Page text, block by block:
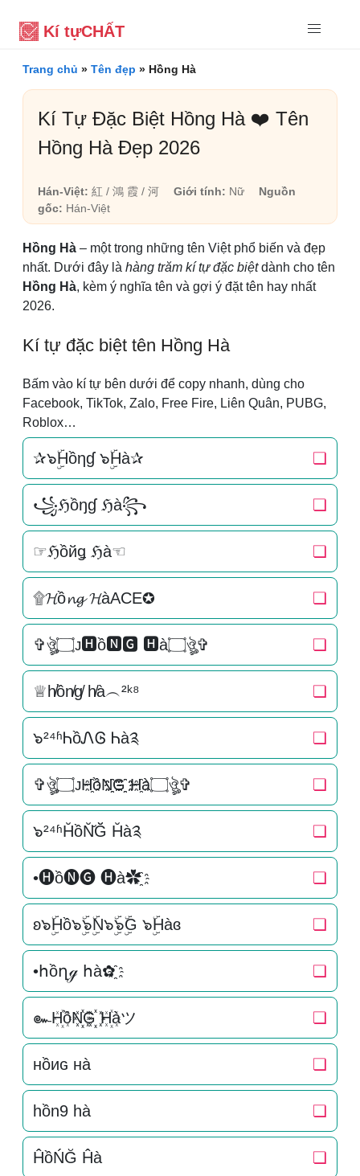
Kí tựCHẤT
Trang chủ » Tên đẹp » Hồng Hà
Kí Tự Đặc Biệt Hồng Hà ❤️ Tên
Hồng Hà Đẹp 2026
Hán-Việt: 紅 / 鴻 霞 / 河 Giới tính: Nữ
Nguồn
gốc: Hán-Việt
Hồng Hà – một trong những tên Việt phổ biến và đẹp
nhất. Dưới đây là hàng trăm kí tự đặc biệtdành cho tên
Hồng Hà, kèm ý nghĩa tên và gợi ý đặt tên hay nhất
2026.
Kí tự đặc biệt tên Hồng Hà
Bấm vào kí tự bên dưới để copy nhanh, dùng cho
Facebook, TikTok, Zalo, Free Fire, Liên Quân, PUBG,
Roblox…
✰๖ۣۜHồηɠ ๖ۣۜHà✰ ❏
꧁ℌồŋɠ ℌà꧂ ❏
☞ℌồйǥ ℌà☜ ❏
۩𝓗ồ𝓷𝓰 𝓗àACE✪ ❏
✞ঔৣ۝ᴊ🅷ồ🅽🅶 🅷à۝ঔৣ✞ ❏
♕h̸ồn̸g̸ h̸à︵²ᵏ⁸ ❏
๖²⁴ʱᏂồᏁᎶ Ꮒà༉ ❏
✞ঔৣ۝ᴊH҈ồN҈҈G҈҈ H҈à۝ঔৣ✞ ❏
๖²⁴ʱH̆ồN̆̆Ğ̆ H̆à༉ ❏
•🅗ồ🅝🅖 🅗à✿҈ ❏
ʚ๖ۣۜHồ๖ۣۜ๖ۣۜN๖ۣۜ๖ۣۜG ๖ۣۜHàɞ ❏
•հồղℊ հà✿҈ ❏
๛H꙰ồN꙰꙰G꙰꙰ H꙰àツ ❏
нồиɢ нà ❏
hồn9 hà ❏
ĤồŃĞ Ĥà ❏